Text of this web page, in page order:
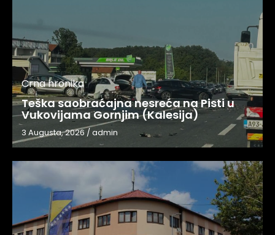
Crna hronika
Teška saobraćajna nesreća na Pisti u
Vukovijama Gornjim (Kalesija)
3 Augusta, 2026/admin